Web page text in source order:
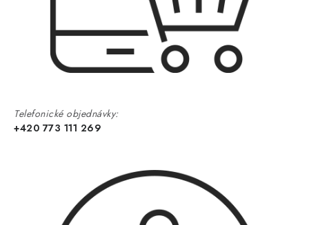
Telefonické objednávky:
+420 773 111 269